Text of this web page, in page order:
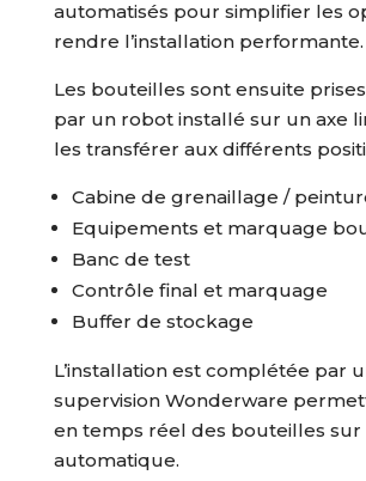
automatisés pour simplifier les
rendre l’installation performante.
Les bouteilles sont ensuite
par un robot installé sur un axe
les transférer aux différents
Cabine de grenaillage /
Equipements et marquage
Banc de test
Contrôle final et marquage
Buffer de stockage
L’installation est complétée par
supervision Wonderware
en temps réel des bouteilles sur
automatique.